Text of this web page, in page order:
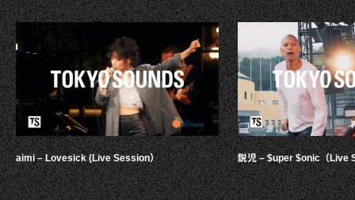
aimi – Lovesick (Live Session） 鋭児 – $uper $onic（Live